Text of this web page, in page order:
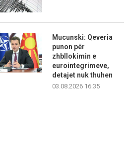
Mucunski: Qeveria
punon për
zhbllokimin e
eurointegrimeve,
detajet nuk thuhen
03.08.2026 16:35